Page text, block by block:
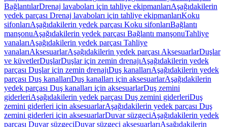
BağlantılarDrenaj lavaboları için tahliye ekipmanlarıAşağıdakilerin
yedek parçası Drenaj lavaboları için tahliye ekipmanlarıKoku
sifonlarıAşağıdakilerin yedek parçası Koku sifonlarıBağlantı
manşonuAşağıdakilerin yedek parçası Bağlantı manşonuTahliye
vanalarıAşağıdakilerin yedek parçası Tahliye
vanalarıAksesuarlarAşağıdakilerin yedek parçası AksesuarlarDuşlar
ve küvetlerDuşlarDuşlar için zemin drenajıAşağıdakilerin yedek
parçası Duşlar için zemin drenajıDuş kanallarıAşağıdakilerin yedek
parçası Duş kanallarıDuş kanalları için aksesuarlarAşağıdakilerin
yedek parçası Duş kanalları için aksesuarlarDuş zemini
giderleriAşağıdakilerin yedek parçası Duş zemini giderleriDuş
zemini giderleri için aksesuarlarAşağıdakilerin yedek parçası Duş
zemini giderleri için aksesuarlarDuvar süzgeciAşağıdakilerin yedek
parçası Duvar süzgeciDuvar süzgeci aksesuarlarıAşağıdakilerin